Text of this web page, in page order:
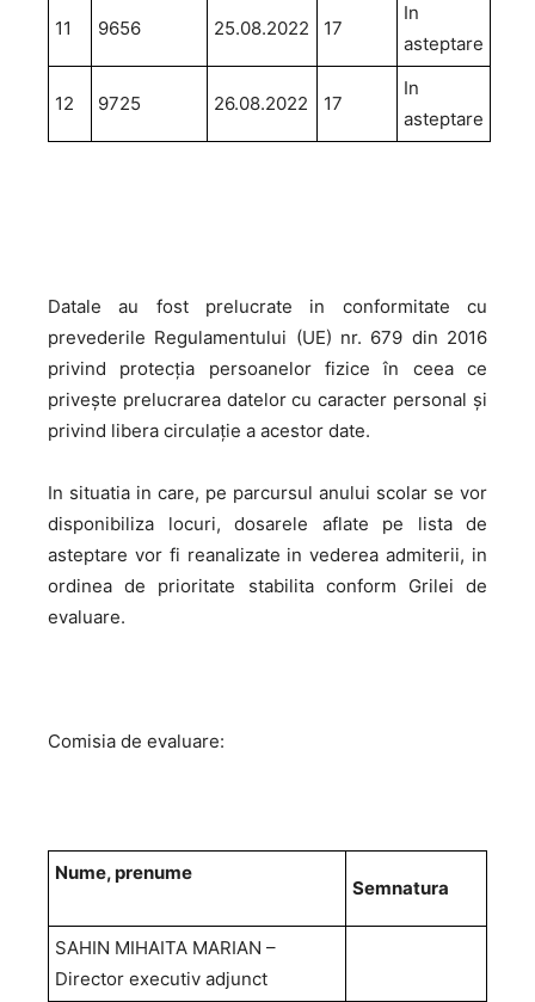
11 9656 25.08.2022 17
In
asteptare
12 9725 26.08.2022 17
In
asteptare
Datale au fost prelucrate in conformitate cu
prevederile Regulamentului (UE) nr. 679 din 2016
privind protecţia persoanelor fizice în ceea ce
priveşte prelucrarea datelor cu caracter personal şi
privind libera circulaţie a acestor date.
In situatia in care, pe parcursul anului scolar se vor
disponibiliza locuri, dosarele aflate pe lista de
asteptare vor fi reanalizate in vederea admiterii, in
ordinea de prioritate stabilita conform Grilei de
evaluare.
Comisia de evaluare:
Nume, prenume
Semnatura
SAHIN MIHAITA MARIAN –
Director executiv adjunct